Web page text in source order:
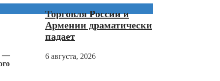
—
Торговля России и
Армении драматически
падает
6 августа, 2026